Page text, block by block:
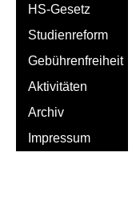
HS-Gesetz
Studienreform
Gebührenfreiheit
Aktivitäten
Archiv
Impressum